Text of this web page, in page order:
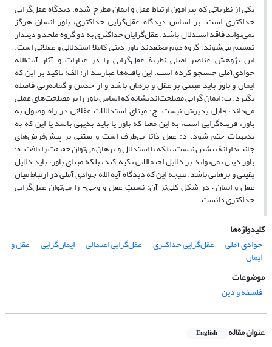
یکی از نظریاتی که پیرامون ارتباط عقل و ایمان مطرح شده، دیدگاه عقل‌گرایی
حداکثری است. بر اساس دیدگاه عقل‌گرایی حداکثری، باور انسان هرگز
نمی‌تواند فاقد استدلال باشد. عقل‌گرایان حداکثری به دو گروه ملحد و دیندار
تقسیم می‌شوند؛ گروه دوم معتقدند باور دینی کاملا استدلالی و عقلانی است.
این پژوهش عناصر اصلی نظریة عقل‌گرایی را در عبارات و آثار آیت‌الله
جوادی‌آملی جستجو کرده است. این یافته‌ها عبارتند از: الف: تاکید بر این که
ایمان و باور باید مبتنی بر عقل و برهان باشد و از حدس و گمانه‌زنی فاصله
بگیرد. ب: ایمان گرایی مصلحت‌اندیشانه که اساس باور را بر مصلحت‌های عملی
می‌داند، قابل پذیرش نیست. ج: مبنای استدلالات عقلانی در راه وصول به
باور، قرینه‌گرایی است، به این معنا که باور یا باید بدیهی باشد یا این که به
بدیهیات ختم شود. د: عقل ذاتا بی‌طرف است و مبتنی بر پیش‌فرض‌های
جانب‌دارانة پیشین نیست، بلکه با استدلال و برهان می‌توان حقیقت را یافت. ه:
باور دینی نمی‌تواند بر دلایل احتمالاتی تکیه کند، بلکه مبنای باور، باید دلایل
یقینی و برهانی باشد. نتیجه این که دیدگاه آیه الله جوادی آملی در ارتباط میان
عقل و ایمان – در شکل کلی‌تر آن: نسبتِ عقل و وحی- را می‌توان عقل‌گرایی
حداکثری دانست.
کلیدواژه‌ها
جوادی آملی
عقل‌گرایی حداکثری عقل‌گرایی اعتدالی ایمان‌گرایی عقل و
ایمان
موضوعات
فلسفه و دین
عنوان مقاله English